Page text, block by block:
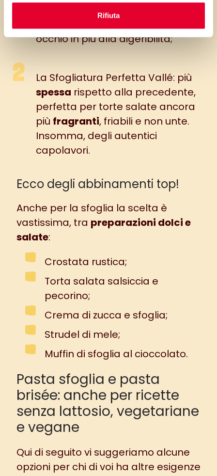
Rifiuta
friabilii dolci che
occhio in più alla digeribilità;
La Sfogliatura Perfetta Vallé: più
spessa rispetto alla precedente,
perfetta per torte salate ancora
più fragranti, friabili e non unte.
Insomma, degli autentici
capolavori.
Ecco degli abbinamenti top!
Anche per la sfoglia la scelta è
vastissima, tra preparazioni dolci e
salate:
Crostata rustica;
Torta salata salsiccia e
pecorino;
Crema di zucca e sfoglia;
Strudel di mele;
Muffin di sfoglia al cioccolato.
Pasta sfoglia e pasta
brisée: anche per ricette
senza lattosio, vegetariane
e vegane
Qui di seguito vi suggeriamo alcune
opzioni per chi di voi ha altre esigenze